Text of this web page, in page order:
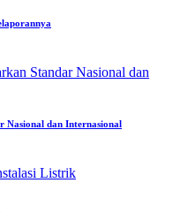
Nasional dan Internasional